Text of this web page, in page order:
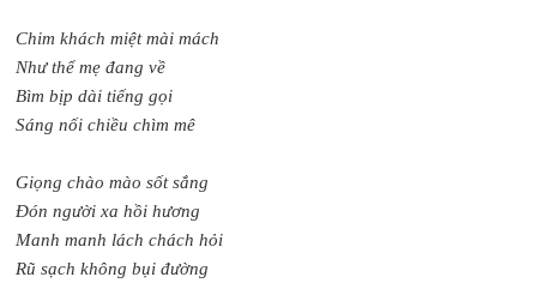
Chim khách miệt mài mách
Như thể mẹ đang về
Bìm bịp dài tiếng gọi
Sáng nối chiều chìm mê
Giọng chào mào sốt sắng
Đón người xa hồi hương
Manh manh lách chách hỏi
Rũ sạch không bụi đường